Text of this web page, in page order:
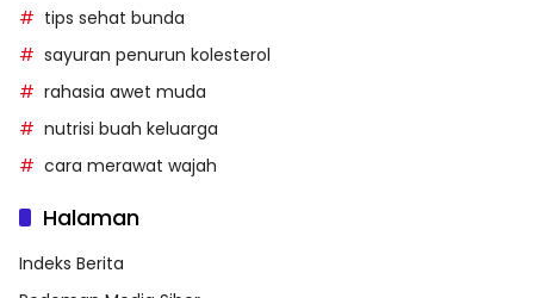
tips sehat bunda
sayuran penurun kolesterol
rahasia awet muda
nutrisi buah keluarga
cara merawat wajah
Halaman
Indeks Berita